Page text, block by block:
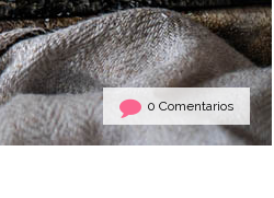
0 Comentarios